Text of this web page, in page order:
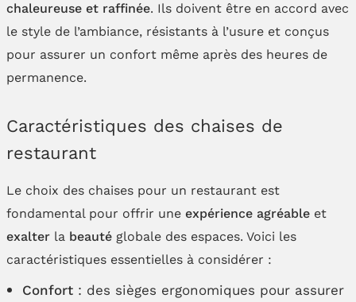
chaleureuse et raffinée. Ils doivent être en accord avec
le style de l’ambiance, résistants à l’usure et conçus
pour assurer un confort même après des heures de
permanence.
Caractéristiques des chaises de
restaurant
Le choix des chaises pour un restaurant est
fondamental pour offrir une expérience agréableet
exalterla beautéglobale des espaces. Voici les
caractéristiques essentielles à considérer :
Confort: des sièges ergonomiques pour assurer